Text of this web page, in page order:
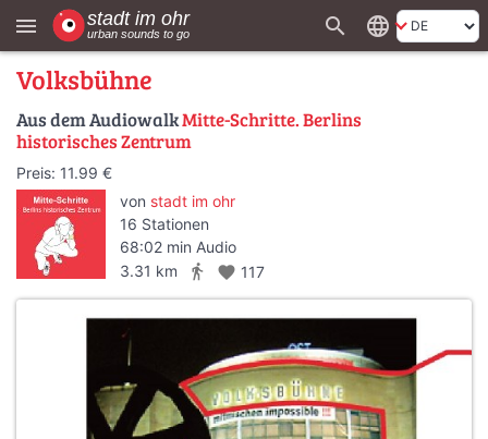
menu search language
Volksbühne
Aus dem AudiowalkMitte-Schritte. Berlins
historisches Zentrum
Preis: 11.99 €
von stadt im ohr
16 Stationen
68:02 min Audio
3.31 km
directions_walk favorite 117